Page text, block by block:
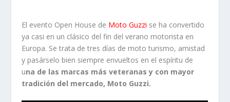
El evento Open House de Moto Guzzi se ha convertido
ya casi en un clásico del fin del verano motorista en
Europa. Se trata de tres días de moto turismo, amistad
y pasárselo bien siempre envueltos en el espíritu de
una de las marcas más veteranas y con mayor
tradición del mercado, Moto Guzzi.